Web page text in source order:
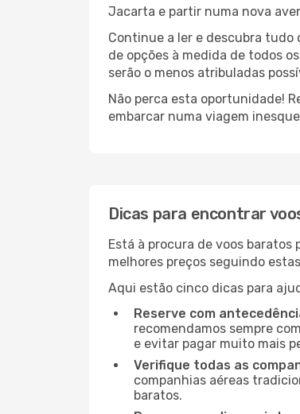
Jacarta e partir numa nova
Continue a ler e descubra tudo
de opções à medida de todos
serão o menos atribuladas
Não perca esta oportunidade!
embarcar numa viagem
Dicas para encontrar
Está à procura de voos baratos
melhores preços seguindo
Aqui estão cinco dicas para
Reserve com
recomendamos sempre
e evitar pagar muito mais
Verifique todas as
companhias aéreas
baratos.